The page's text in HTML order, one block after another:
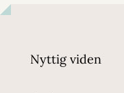
Nyttig viden